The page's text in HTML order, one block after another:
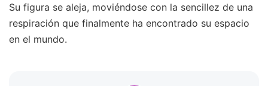
Su figura se aleja, moviéndose con la sencillez de una
respiración que finalmente ha encontrado su espacio
en el mundo.